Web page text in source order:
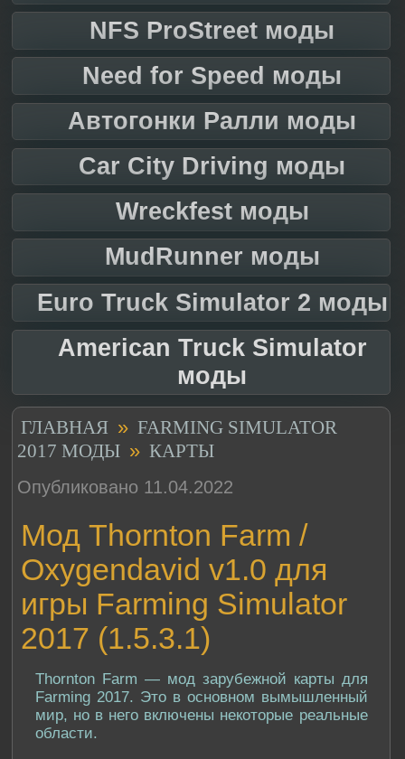
NFS ProStreet моды
Need for Speed моды
Автогонки Ралли моды
Car City Driving моды
Wreckfest моды
MudRunner моды
Euro Truck Simulator 2 моды
American Truck Simulator
моды
ГЛАВНАЯ » FARMING SIMULATOR
2017 МОДЫ » КАРТЫ
Опубликовано 11.04.2022
Мод Thornton Farm /
Oxygendavid v1.0 для
игры Farming Simulator
2017 (1.5.3.1)
Thornton Farm — мод зарубежной карты для
Farming 2017. Это в основном вымышленный
мир, но в него включены некоторые реальные
области.